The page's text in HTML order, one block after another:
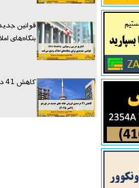
قوانین
بنگاه‌های
کاهش 41 درصدی فروش خانه در تورنتو